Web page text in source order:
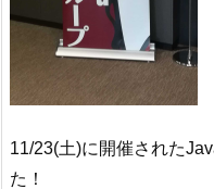
11/23(土)に開催された
た！